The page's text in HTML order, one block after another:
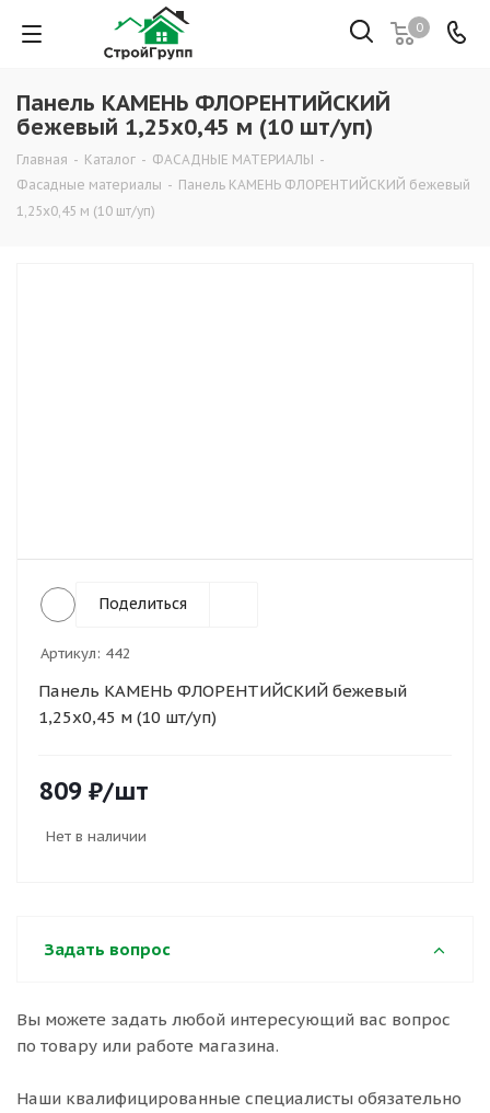
0
Панель КАМЕНЬ ФЛОРЕНТИЙСКИЙ
бежевый 1,25х0,45 м (10 шт/уп)
Главная - Каталог - ФАСАДНЫЕ МАТЕРИАЛЫ -
Фасадные материалы - Панель КАМЕНЬ ФЛОРЕНТИЙСКИЙ бежевый
1,25х0,45 м (10 шт/уп)
Поделиться
Артикул: 442
Панель КАМЕНЬ ФЛОРЕНТИЙСКИЙ бежевый
1,25х0,45 м (10 шт/уп)
809 ₽/шт
Нет в наличии
Задать вопрос
Вы можете задать любой интересующий вас вопрос
по товару или работе магазина.
Наши квалифицированные специалисты обязательно